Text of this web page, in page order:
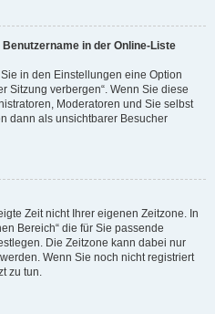
in der Online-Liste
in den Einstellungen eine Option
Sitzung verbergen“. Wenn Sie diese
Moderatoren und Sie selbst
dann als unsichtbarer Besucher
Zeit nicht Ihrer eigenen Zeitzone. In
Bereich“ die für Sie passende
Die Zeitzone kann dabei nur
Wenn Sie noch nicht registriert
zu tun.